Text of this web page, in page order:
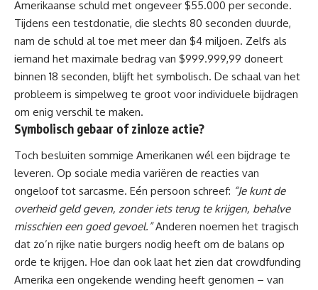
Amerikaanse schuld met ongeveer $55.000 per seconde.
Tijdens een testdonatie, die slechts 80 seconden duurde,
nam de schuld al toe met meer dan $4 miljoen. Zelfs als
iemand het maximale bedrag van $999.999,99 doneert
binnen 18 seconden, blijft het symbolisch. De schaal van het
probleem is simpelweg te groot voor individuele bijdragen
om enig verschil te maken.
Symbolisch gebaar of zinloze actie?
Toch besluiten sommige Amerikanen wél een bijdrage te
leveren. Op sociale media variëren de reacties van
ongeloof tot sarcasme. Eén persoon schreef: “Je kunt de
overheid geld geven, zonder iets terug te krijgen, behalve
misschien een goed gevoel.”Anderen noemen het tragisch
dat zo’n rijke natie burgers nodig heeft om de balans op
orde te krijgen. Hoe dan ook laat het zien dat crowdfunding
Amerika een ongekende wending heeft genomen – van